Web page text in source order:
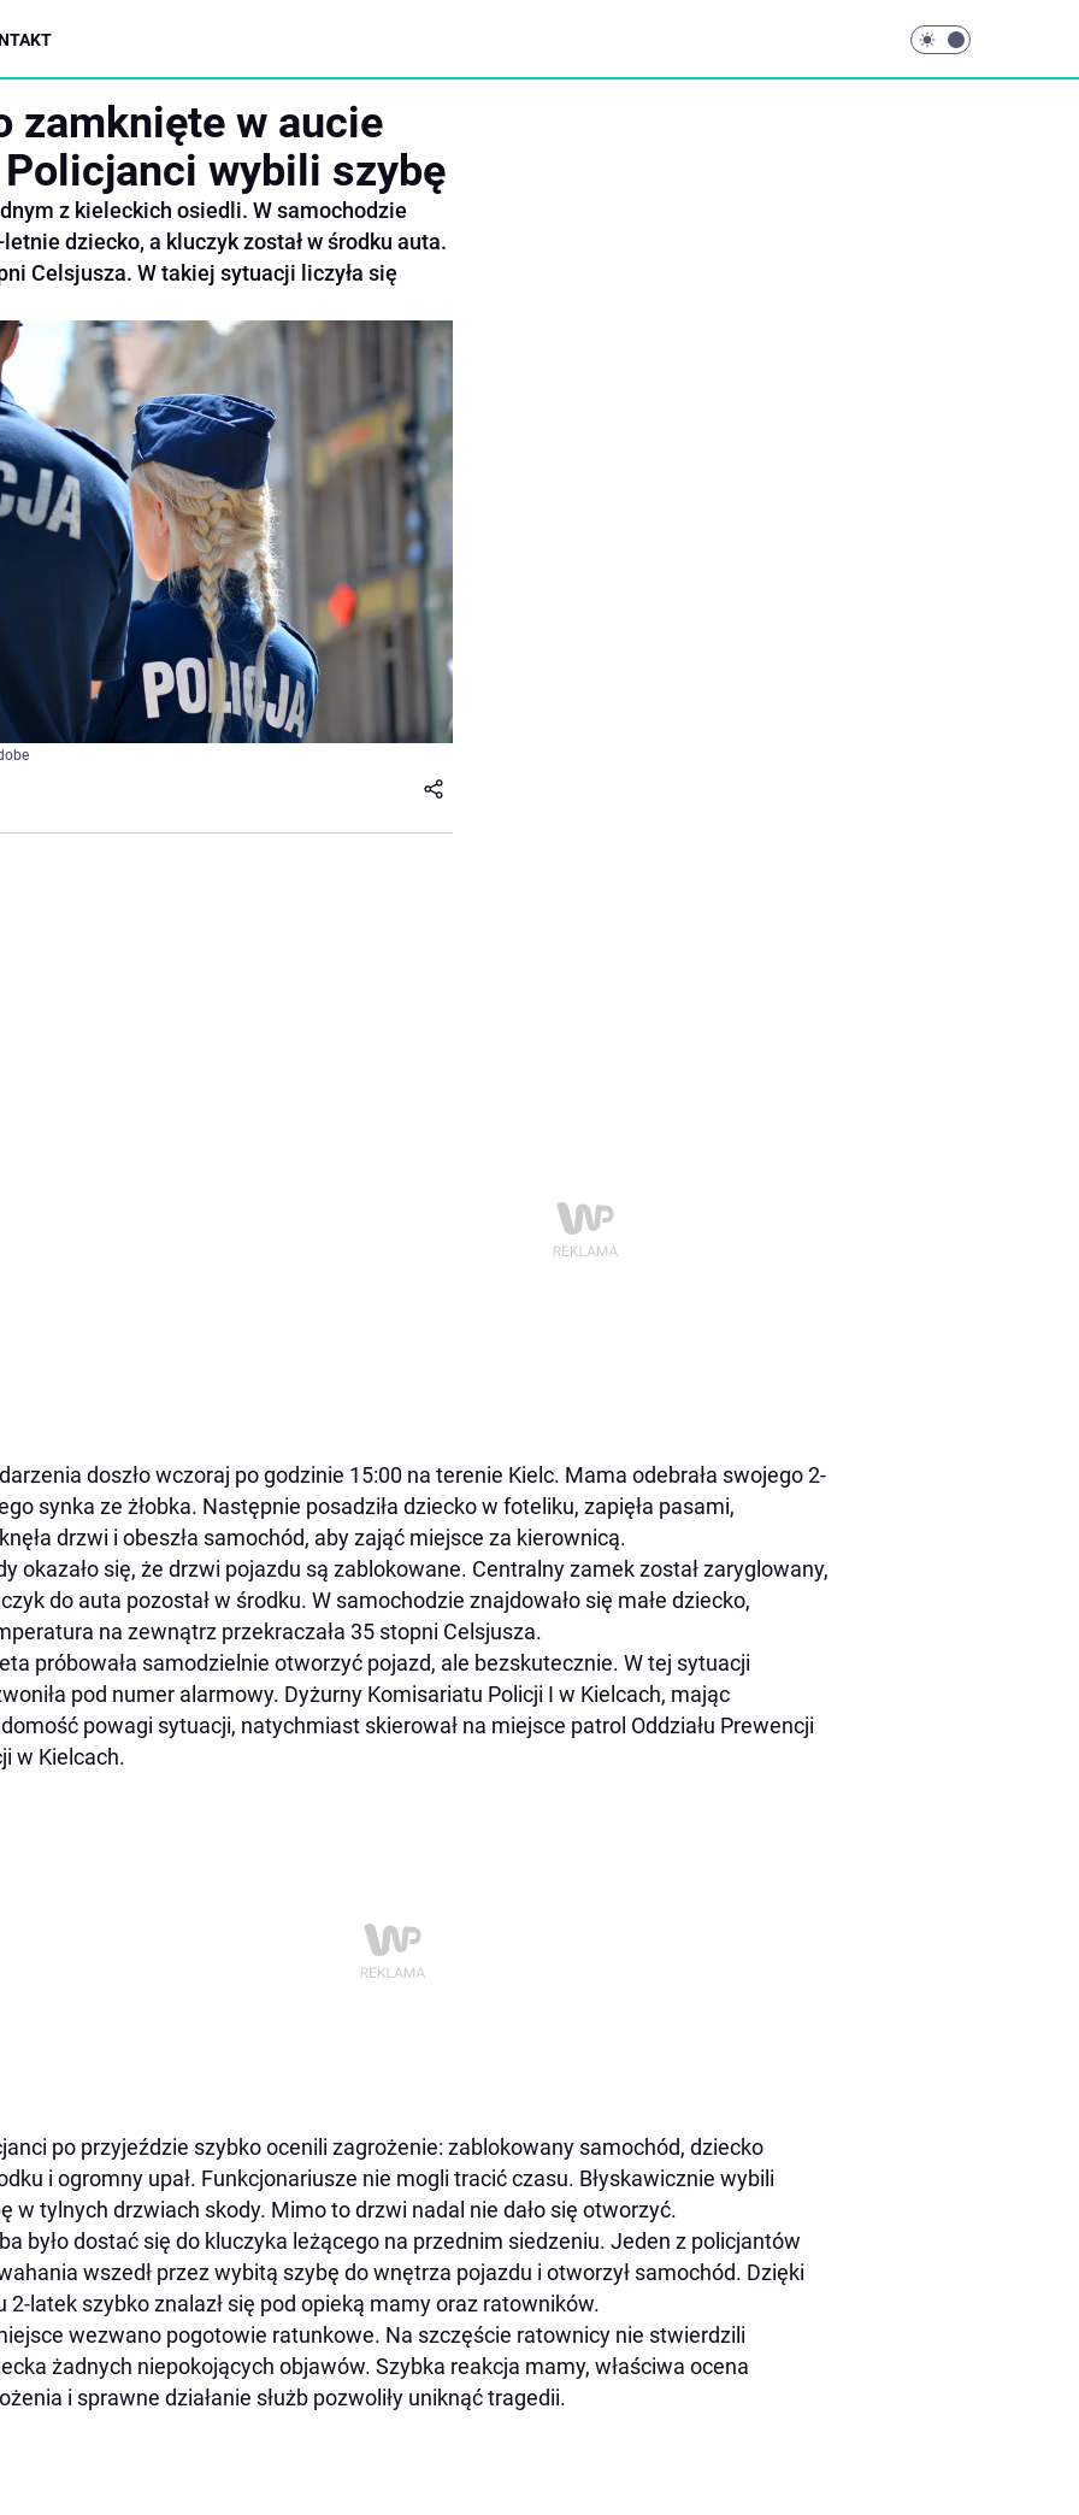
zamknięte w aucie
Policjanci wybili szybę
z kieleckich osiedli. W samochodzie
dziecko, a kluczyk został w środku auta.
Celsjusza. W takiej sytuacji liczyła się
doszło wczoraj po godzinie 15:00 na terenie Kielc. Mama odebrała swojego 2-
synka ze żłobka. Następnie posadziła dziecko w foteliku, zapięła pasami,
drzwi i obeszła samochód, aby zająć miejsce za kierownicą.
okazało się, że drzwi pojazdu są zablokowane. Centralny zamek został zaryglowany,
do auta pozostał w środku. W samochodzie znajdowało się małe dziecko,
na zewnątrz przekraczała 35 stopni Celsjusza.
próbowała samodzielnie otworzyć pojazd, ale bezskutecznie. W tej sytuacji
pod numer alarmowy. Dyżurny Komisariatu Policji I w Kielcach, mając
powagi sytuacji, natychmiast skierował na miejsce patrol Oddziału Prewencji
w Kielcach.
po przyjeździe szybko ocenili zagrożenie: zablokowany samochód, dziecko
i ogromny upał. Funkcjonariusze nie mogli tracić czasu. Błyskawicznie wybili
w tylnych drzwiach skody. Mimo to drzwi nadal nie dało się otworzyć.
było dostać się do kluczyka leżącego na przednim siedzeniu. Jeden z policjantów
wszedł przez wybitą szybę do wnętrza pojazdu i otworzył samochód. Dzięki
2-latek szybko znalazł się pod opieką mamy oraz ratowników.
wezwano pogotowie ratunkowe. Na szczęście ratownicy nie stwierdzili
żadnych niepokojących objawów. Szybka reakcja mamy, właściwa ocena
i sprawne działanie służb pozwoliły uniknąć tragedii.